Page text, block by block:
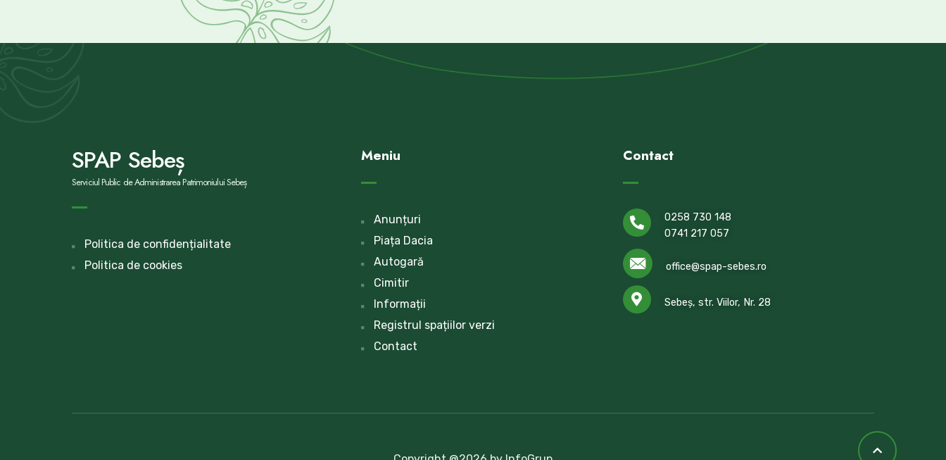
SPAP Sebeș
Serviciul Public de Administrarea Patrimoniului Sebeș
Politica de confidențialitate
Politica de cookies
Meniu
Anunțuri
Piața Dacia
Autogară
Cimitir
Informații
Registrul spațiilor verzi
Contact
Contact
0258 730 148
0741 217 057
office@spap-sebes.ro
Sebeș, str. Viilor, Nr. 28